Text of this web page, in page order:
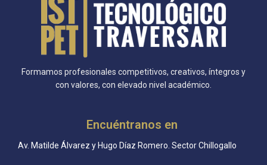
Formamos profesionales competitivos, creativos, íntegros y
con valores, con elevado nivel académico.
Encuéntranos en
Av. Matilde Álvarez y Hugo Díaz Romero. Sector Chillogallo